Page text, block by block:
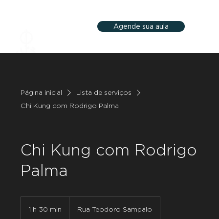
Agende sua aula
Página inicial
Lista de serviços
Chi Kung com Rodrigo Palma
Chi Kung com Rodrigo
Palma
1 h 30 min Rua Teodoro Sampaio